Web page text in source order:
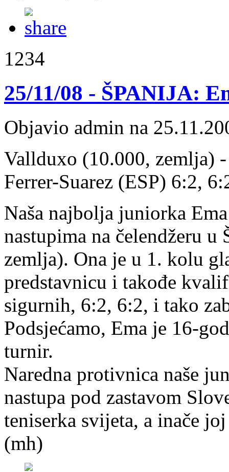
1234
25/11/08 - ŠPANIJA:
Objavio admin na
Vallduxo (10.000, zemlja)
Ferrer-Suarez (ESP) 6:2,
Naša najbolja juniorka
nastupima na čelendžeru
zemlja). Ona je u 1. kolu
predstavnicu i takođe
sigurnih, 6:2, 6:2, i tako
Podsjećamo, Ema je 16-
turnir.
Naredna protivnica naše
nastupa pod zastavom
teniserka svijeta, a inače
(mh)